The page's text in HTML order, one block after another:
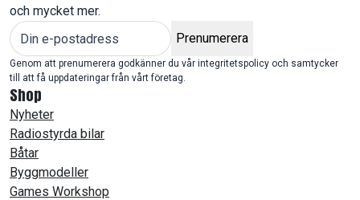
och mycket mer.
Prenumerera
Genom att prenumerera godkänner du vår integritetspolicy och samtycker
till att få uppdateringar från vårt företag.
Shop
Nyheter
Radiostyrda bilar
Båtar
Byggmodeller
Games Workshop